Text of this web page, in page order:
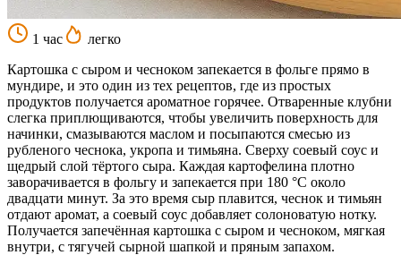
1 час
легко
Картошка с сыром и чесноком запекается в фольге прямо в
мундире, и это один из тех рецептов, где из простых
продуктов получается ароматное горячее. Отваренные клубни
слегка приплющиваются, чтобы увеличить поверхность для
начинки, смазываются маслом и посыпаются смесью из
рубленого чеснока, укропа и тимьяна. Сверху соевый соус и
щедрый слой тёртого сыра. Каждая картофелина плотно
заворачивается в фольгу и запекается при 180 °С около
двадцати минут. За это время сыр плавится, чеснок и тимьян
отдают аромат, а соевый соус добавляет солоноватую нотку.
Получается запечённая картошка с сыром и чесноком, мягкая
внутри, с тягучей сырной шапкой и пряным запахом.